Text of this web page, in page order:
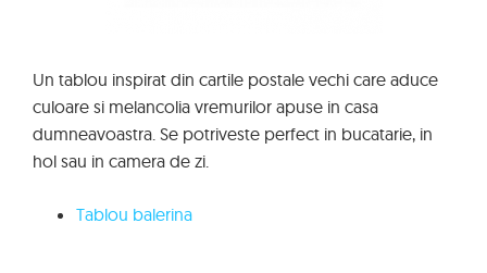
Un tablou inspirat din cartile postale vechi care aduce
culoare si melancolia vremurilor apuse in casa
dumneavoastra. Se potriveste perfect in bucatarie, in
hol sau in camera de zi.
Tablou balerina